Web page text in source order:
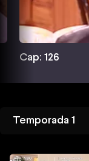
Cap: 126